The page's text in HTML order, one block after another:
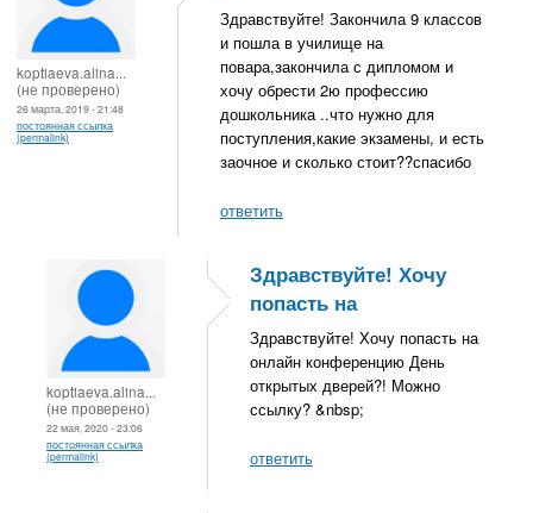
koptiaeva.alina...
(не проверено)
26 марта, 2019 - 21:48
постоянная ссылка
(permalink)
Здравствуйте! Закончила 9 классов
и пошла в училище на
повара,закончила с дипломом и
хочу обрести 2ю профессию
дошкольника ..что нужно для
поступления,какие экзамены, и есть
заочное и сколько стоит??спасибо
ответить
koptiaeva.alina...
(не проверено)
22 мая, 2020 - 23:06
постоянная ссылка
(permalink)
Здравствуйте! Хочу
попасть на
Здравствуйте! Хочу попасть на
онлайн конференцию День
открытых дверей?! Можно
ссылку? &nbsp;
ответить